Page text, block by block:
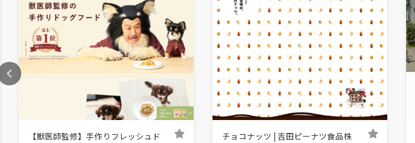
【獣医師監修】手作りフレッシュド
チョコナッツ | 吉田ピーナツ食品株